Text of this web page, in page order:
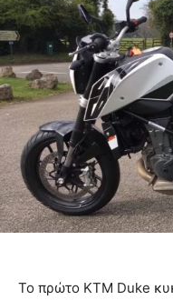
To πρώτο KTM Duke